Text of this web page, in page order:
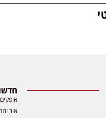
אופקים
אור